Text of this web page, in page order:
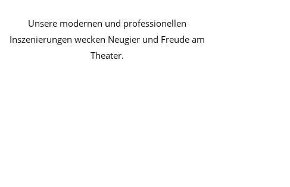
Unsere modernen und professionellen
Inszenierungen wecken Neugier und Freude am
Theater.